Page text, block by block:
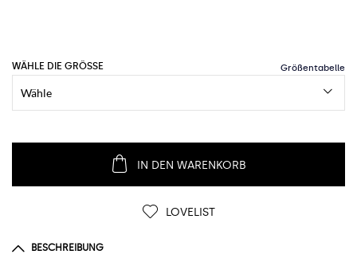
WÄHLE DIE GRÖSSE
IN DEN WARENKORB
LOVELIST
BESCHREIBUNG